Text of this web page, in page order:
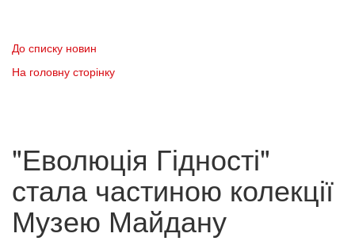
До списку новин
На головну сторінку
"Еволюція Гідності"
стала частиною колекції
Музею Майдану